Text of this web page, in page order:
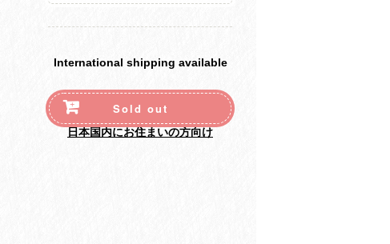
International shipping available
Sold out
日本国内にお住まいの方向け